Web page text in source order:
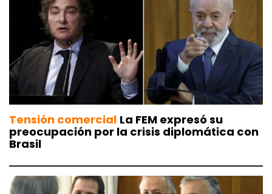
Tensión comercial La FEM expresó su
preocupación por la crisis diplomática con
Brasil